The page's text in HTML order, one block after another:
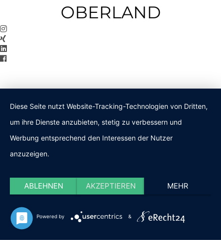
OBERLAND
Diese Seite nutzt Website-Tracking-Technologien von Dritten,
um ihre Dienste anzubieten, stetig zu verbessern und
Werbung entsprechend den Interessen der Nutzer
anzuzeigen.
ABLEHNEN AKZEPTIEREN MEHR
Powered by &